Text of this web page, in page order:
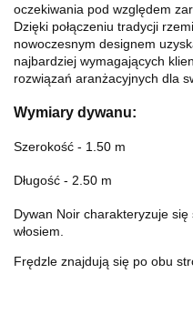
oczekiwania pod względem
Dzięki połączeniu tradycji
nowoczesnym designem
najbardziej wymagających
rozwiązań aranżacyjnych dla
Wymiary dywanu:
Szerokość - 1.50 m
Długość - 2.50 m
Dywan Noir charakteryzuje się
włosiem.
Frędzle znajdują się po obu